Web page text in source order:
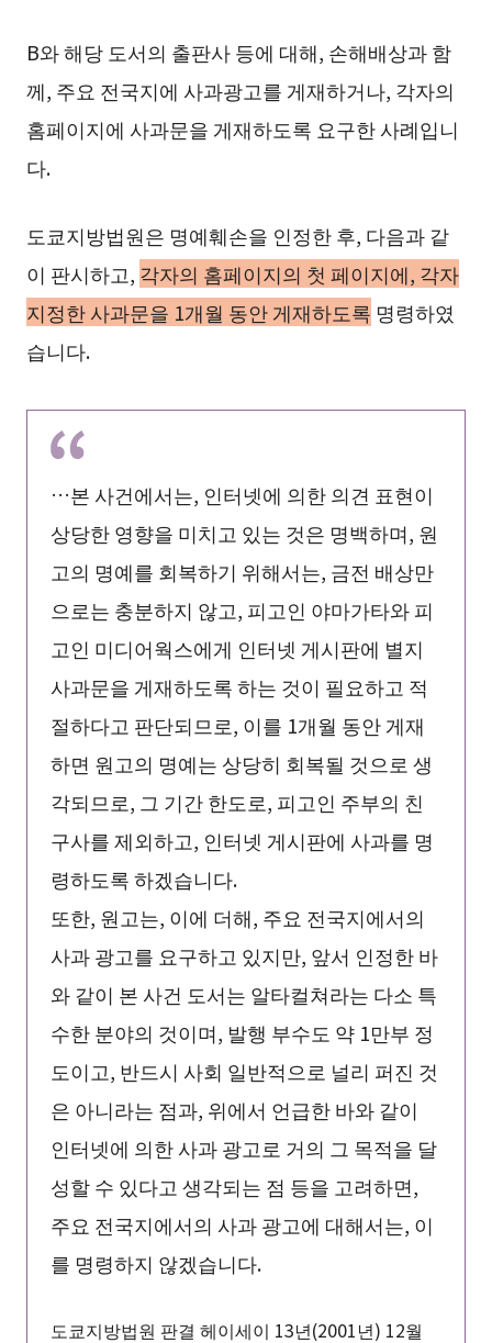
B와 해당 도서의 출판사 등에 대해, 손해배상과 함
께, 주요 전국지에 사과광고를 게재하거나, 각자의
홈페이지에 사과문을 게재하도록 요구한 사례입니
다.
도쿄지방법원은 명예훼손을 인정한 후, 다음과 같
이 판시하고, 각자의 홈페이지의 첫 페이지에, 각자
지정한 사과문을 1개월 동안 게재하도록 명령하였
습니다.
…본 사건에서는, 인터넷에 의한 의견 표현이
상당한 영향을 미치고 있는 것은 명백하며, 원
고의 명예를 회복하기 위해서는, 금전 배상만
으로는 충분하지 않고, 피고인 야마가타와 피
고인 미디어웍스에게 인터넷 게시판에 별지
사과문을 게재하도록 하는 것이 필요하고 적
절하다고 판단되므로, 이를 1개월 동안 게재
하면 원고의 명예는 상당히 회복될 것으로 생
각되므로, 그 기간 한도로, 피고인 주부의 친
구사를 제외하고, 인터넷 게시판에 사과를 명
령하도록 하겠습니다.
또한, 원고는, 이에 더해, 주요 전국지에서의
사과 광고를 요구하고 있지만, 앞서 인정한 바
와 같이 본 사건 도서는 알타컬쳐라는 다소 특
수한 분야의 것이며, 발행 부수도 약 1만부 정
도이고, 반드시 사회 일반적으로 널리 퍼진 것
은 아니라는 점과, 위에서 언급한 바와 같이
인터넷에 의한 사과 광고로 거의 그 목적을 달
성할 수 있다고 생각되는 점 등을 고려하면,
주요 전국지에서의 사과 광고에 대해서는, 이
를 명령하지 않겠습니다.
도쿄지방법원 판결 헤이세이 13년(2001년) 12월